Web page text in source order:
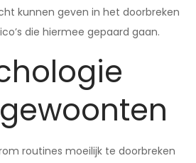
kunnen geven in het doorbreken
die hiermee gepaard gaan.
routines moeilijk te doorbreken